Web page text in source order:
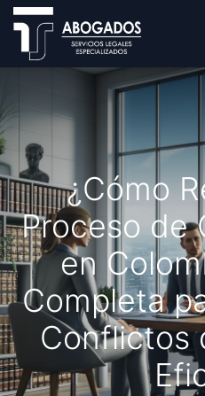
¿Cómo
Proceso de
en
Completa
Conflictos